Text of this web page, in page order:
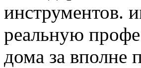
инструментов.
реальную
дома за вполне